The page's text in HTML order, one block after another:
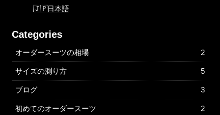
日本語
Categories
オーダースーツの相場 2
サイズの測り方 5
ブログ 3
初めてのオーダースーツ 2